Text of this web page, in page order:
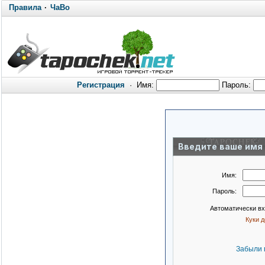
Правила· ЧаВо
Регистрация · Имя: Пароль:
Введите ваше имя
Имя:
Пароль:
Автоматически
Куки
Забыли